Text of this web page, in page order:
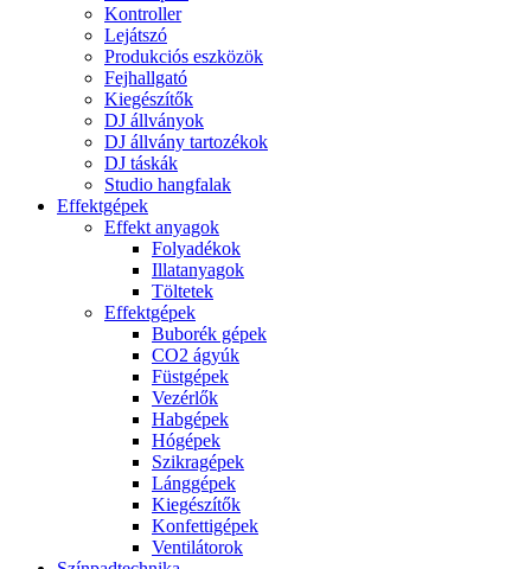
Kontroller
Lejátszó
Produkciós eszközök
Fejhallgató
Kiegészítők
DJ állványok
DJ állvány tartozékok
DJ táskák
Studio hangfalak
Effektgépek
Effekt anyagok
Folyadékok
Illatanyagok
Töltetek
Effektgépek
Buborék gépek
CO2 ágyúk
Füstgépek
Vezérlők
Habgépek
Hógépek
Szikragépek
Lánggépek
Kiegészítők
Konfettigépek
Ventilátorok